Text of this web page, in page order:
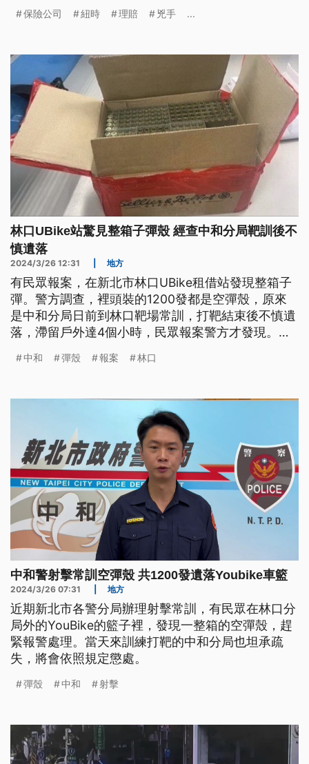
度為何？為什麼執行長會成為兇手鎖定目標？其所屬
保險公司 紐時 理賠 兇手 ...
林口UBike站驚見整箱子彈殼 經查中和分局靶訓後不
慎遺落
2024/3/26 12:31 地方
有民眾報案，在新北市林口UBike租借站發現整箱子
彈。警方調查，裡頭裝的1200發都是空彈殼，原來
是中和分局日前到林口靶場常訓，打靶結束後不慎遺
落，滯留戶外達4個小時，民眾報案警方才發現。對
人依相關規定懲處。
中和 彈殼 報案 林口
中和警射擊常訓空彈殼 共1200發遺落Youbike車籃
2024/3/26 07:31 地方
近期新北市各警分局辦理射擊常訓，有民眾在林口分
局外的YouBike的籃子裡，發現一整箱的空彈殼，趕
緊報警處理。當天來訓練打靶的中和分局也坦承疏
失，將會依照規定懲處。
彈殼 中和 射擊